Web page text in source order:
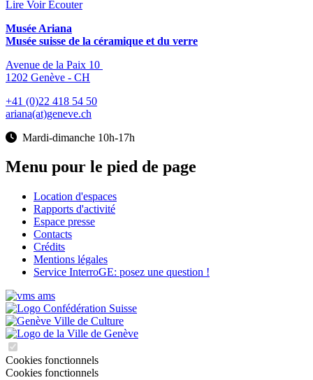
Lire Voir Écouter
Musée Ariana
Musée suisse de la céramique et du verre
Avenue de la Paix 10
1202 Genève - CH
+41 (0)22 418 54 50
ariana(at)geneve.ch
Mardi-dimanche 10h-17h
Menu pour le pied de page
Location d'espaces
Rapports d'activité
Espace presse
Contacts
Crédits
Mentions légales
Service InterroGE: posez une question !
Cookies fonctionnels
Cookies fonctionnels